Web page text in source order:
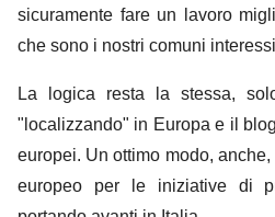
sicuramente fare un lavoro
che sono i nostri comuni
La logica resta la stessa,
"localizzando" in Europa e il
europei. Un ottimo modo,
europeo per le iniziative di